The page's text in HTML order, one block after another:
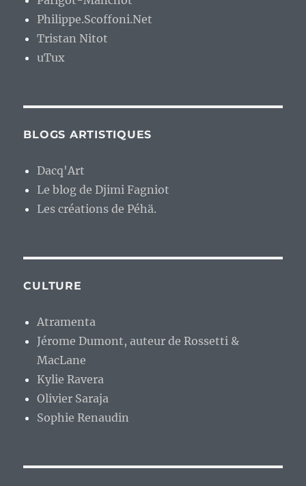
Philippe.Scoffoni.Net
Tristan Nitot
uTux
BLOGS ARTISTIQUES
Dacq'Art
Le blog de Djimi Fagniot
Les créations de Péhä.
CULTURE
Atramenta
Jérome Dumont, auteur de Rossetti &
MacLane
Kylie Ravera
Olivier Saraja
Sophie Renaudin